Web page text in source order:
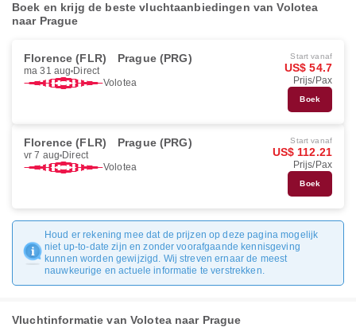
Boek en krijg de beste vluchtaanbiedingen van Volotea
naar Prague
Florence (FLR) Prague (PRG)
ma 31 aug Direct
Volotea
Start vanaf
US$ 54.7
Prijs/Pax
Boek
Florence (FLR) Prague (PRG)
vr 7 aug Direct
Volotea
Start vanaf
US$ 112.21
Prijs/Pax
Boek
Houd er rekening mee dat de prijzen op deze pagina mogelijk
niet up-to-date zijn en zonder voorafgaande kennisgeving
kunnen worden gewijzigd. Wij streven ernaar de meest
nauwkeurige en actuele informatie te verstrekken.
Vluchtinformatie van Volotea naar Prague